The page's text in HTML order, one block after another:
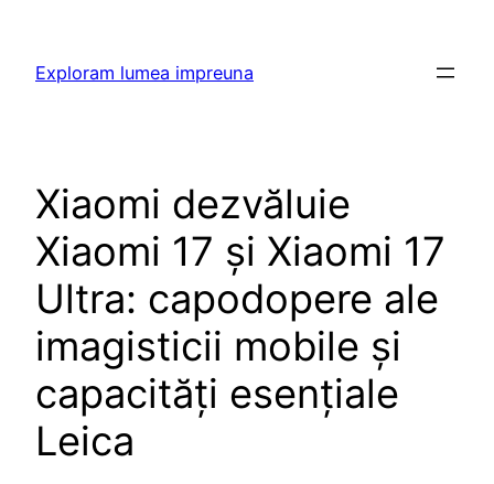
content
Exploram lumea impreuna
Xiaomi dezvăluie
Xiaomi 17 și Xiaomi 17
Ultra: capodopere ale
imagisticii mobile și
capacități esențiale
Leica